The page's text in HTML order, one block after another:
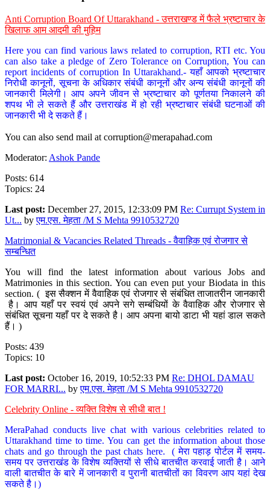
Anti Corruption Board Of Uttarakhand - उत्तराखण्ड में फैले भ्रष्टाचार के
खिलाफ आम आदमी की मुहिम
Here you can find various laws related to corruption, RTI etc. You
can also take a pledge of Zero Tolerance on Corruption, You can
report incidents of corruption In Uttarakhand.- यहाँ आपको भ्रष्टाचार
निरोधी कानूनों, सूचना के अधिकार संबंधी कानूनों और अन्य संबंधी कानूनों की
जानकारी मिलेगी। आप अपने जीवन से भ्रष्टाचार को पूर्णतया निकालने की
शपथ भी ले सकते हैं और उत्तराखंड में हो रही भ्रष्टाचार संबंधी घटनाओं की
जानकारी भी दे सकते हैं।
You can also send mail at corruption@merapahad.com
Moderator: Ashok Pande
Posts: 614
Topics: 24
Last post: December 27, 2015, 12:33:09 PM Re: Currupt System in
Ut... byएम.एस. मेहता /M S Mehta 9910532720
Matrimonial & Vacancies Related Threads - वैवाहिक एवं रोजगार से
सम्बन्धित
You will find the latest information about various Jobs and
Matrimonies in this section. You can even put your Biodata in this
section. ( इस सैक्शन में वैवाहिक एवं रोजगार से संबंधित ताजातरीन जानकारी
है। आप यहाँ पर स्वयं एवं अपने सगे सम्बंधियों के वैवाहिक और रोजगार से
संबंधित सूचना यहाँ पर दे सकते है। आप अपना बायो डाटा भी यहां डाल सकते
हैं। )
Posts: 439
Topics: 10
Last post: October 16, 2019, 10:52:33 PM Re: DHOL DAMAU
FOR MARRI... byएम.एस. मेहता /M S Mehta 9910532720
Celebrity Online - व्यक्ति विशेष से सीधी बात !
MeraPahad conducts live chat with various celebrities related to
Uttarakhand time to time. You can get the information about those
chats and go through the past chats here. ( मेरा पहाड़ पोर्टल में समय-
समय पर उत्तराखंड के विशेष व्यक्तियों से सीधे बातचीत करवाई जाती है। आने
वाली बातचीत के बारे में जानकारी व पुरानी बातचीतों का विवरण आप यहां देख
सकते है।)